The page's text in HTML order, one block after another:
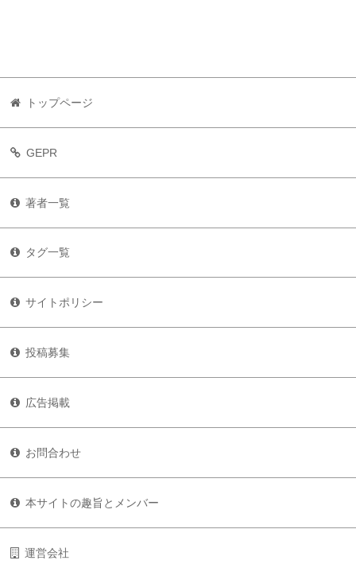
トップページ
GEPR
著者一覧
タグ一覧
サイトポリシー
投稿募集
広告掲載
お問合わせ
本サイトの趣旨とメンバー
運営会社